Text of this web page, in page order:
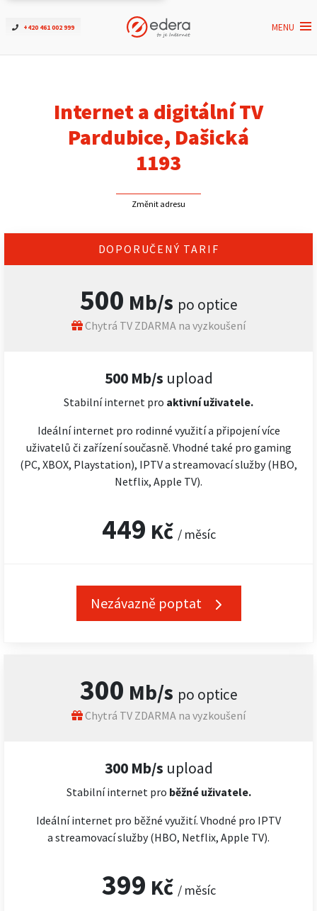
+420 461 002 999 MENU
Ověřit dostupnost
ČEZNET TV
Kontakt
Internet a digitální TV
Pardubice, Dašická
1193
Změnit adresu
300 Mb/s po optice
Chytrá TV ZDARMA na vyzkoušení
300 Mb/s upload
Stabilní internet pro běžné uživatele.
Ideální internet pro běžné využití. Vhodné pro IPTV
a streamovací služby (HBO, Netflix, Apple TV).
399 Kč / měsíc
DOPORUČENÝ TARIF
500 Mb/s po optice
Chytrá TV ZDARMA na vyzkoušení
500 Mb/s upload
Stabilní internet pro aktivní uživatele.
Ideální internet pro rodinné využití a připojení více
uživatelů či zařízení současně. Vhodné také pro gaming
(PC, XBOX, Playstation), IPTV a streamovací služby (HBO,
Netflix, Apple TV).
449 Kč / měsíc
Nezávazně poptat